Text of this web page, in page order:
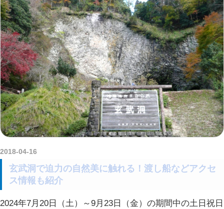
2018-04-16
玄武洞で迫力の自然美に触れる！渡し船などアクセ
ス情報も紹介
2024年7月20日（土）～9月23日（金）の期間中の土日祝日